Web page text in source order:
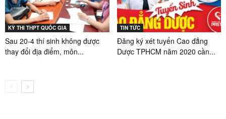
KỲ THI THPT QUỐC GIA
Sau 20-4 thí sinh không được
thay đổi địa điểm, môn...
TIN TỨC
Đăng ký xét tuyển Cao đẳng
Dược TPHCM năm 2020 cần...